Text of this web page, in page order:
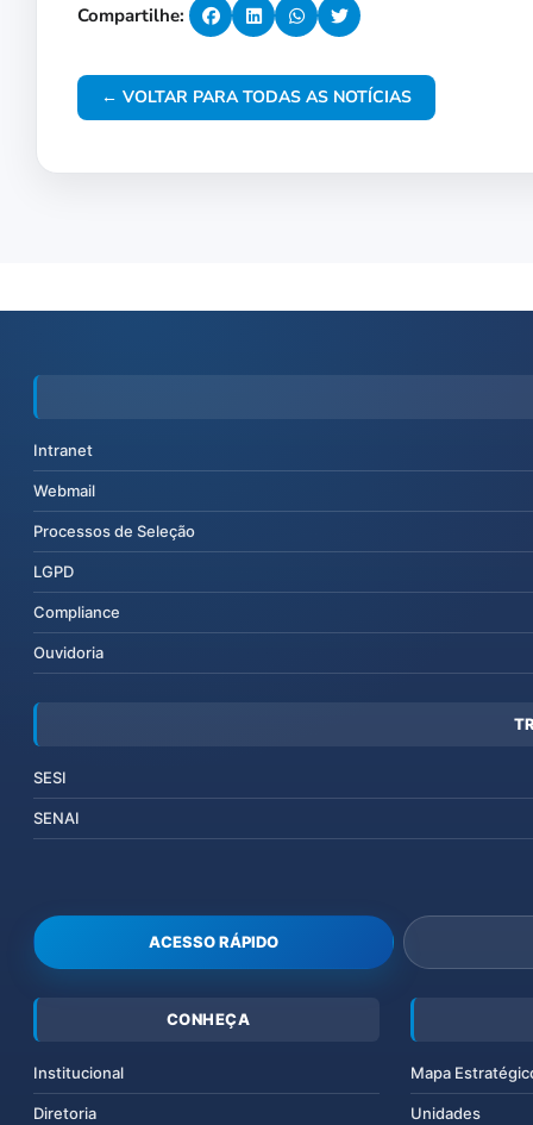
Compartilhe:
← VOLTAR PARA TODAS AS NOTÍCIAS
Intranet
Webmail
Processos de Seleção
LGPD
Compliance
Ouvidoria
SESI
SENAI
ACESSO RÁPIDO
CONHEÇA
Institucional
Diretoria
Mapa
Unidades